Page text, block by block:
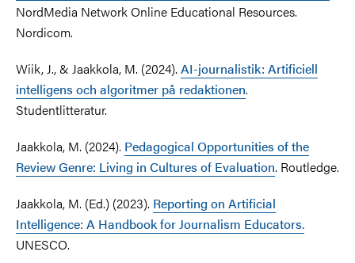
NordMedia Network Online Educational Resources.
Nordicom.
Wiik, J., & Jaakkola, M. (2024). AI-journalistik: Artificiell
intelligens och algoritmer på redaktionen.
Studentlitteratur.
Jaakkola, M. (2024). Pedagogical Opportunities of the
Review Genre: Living in Cultures of Evaluation. Routledge.
Jaakkola, M. (Ed.) (2023). Reporting on Artificial
Intelligence: A Handbook for Journalism Educators.
UNESCO.